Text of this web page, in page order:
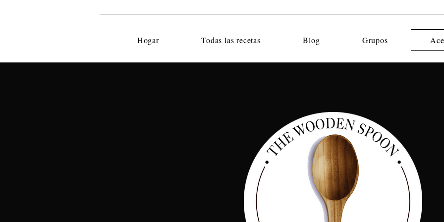
Hogar Todas las recetas Blog Grupos